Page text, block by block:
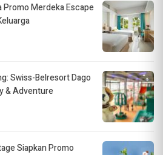
Promo Merdeka Escape
Swiss-Belresort Dago
& Adventure
Siapkan Promo